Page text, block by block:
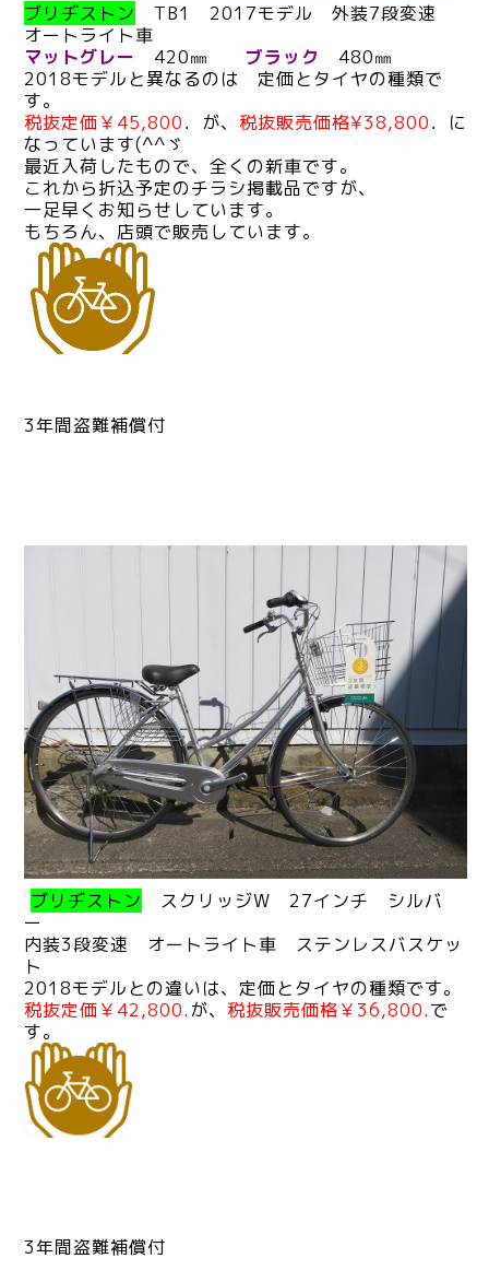
ブリヂストン TB1 2017モデル 外装7段変速
オートライト車
マットグレー 420㎜ ブラック
480㎜
2018モデルと異なるのは 定価とタイヤの種類で
す。
税抜定価￥45,800．が、 税抜販売価格¥38,800．に
なっています(^^ゞ
最近入荷したもので、全くの新車です。
これから折込予定のチラシ掲載品ですが、
一足早くお知らせしています。
もちろん、店頭で販売しています。
3年間盗難補償付
ブリヂストン スクリッジW 27インチ シルバ
ー
内装3段変速 オートライト車 ステンレスバスケッ
ト
2018モデルとの違いは、定価とタイヤの種類です。
税抜定価￥42,800. が、 税抜販売価格￥36,800.で
す。
3年間盗難補償付